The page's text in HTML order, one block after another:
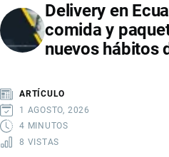
Y
LA
CONSTRUCCIÓN
UN
PROYECTO
BASADO
Delivery en
comida y
nuevos hábitos
ARTÍCULO
1 AGOSTO, 2026
4 MINUTOS
8 VISTAS